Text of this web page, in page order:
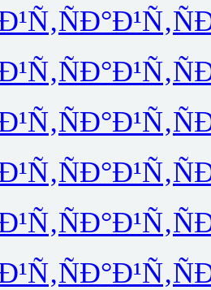
ÑÐ°Ð¹Ñ‚
ÑÐ°Ð¹Ñ‚
ÑÐ°Ð¹Ñ‚
ÑÐ°Ð¹Ñ‚
ÑÐ°Ð¹Ñ‚
ÑÐ°Ð¹Ñ‚